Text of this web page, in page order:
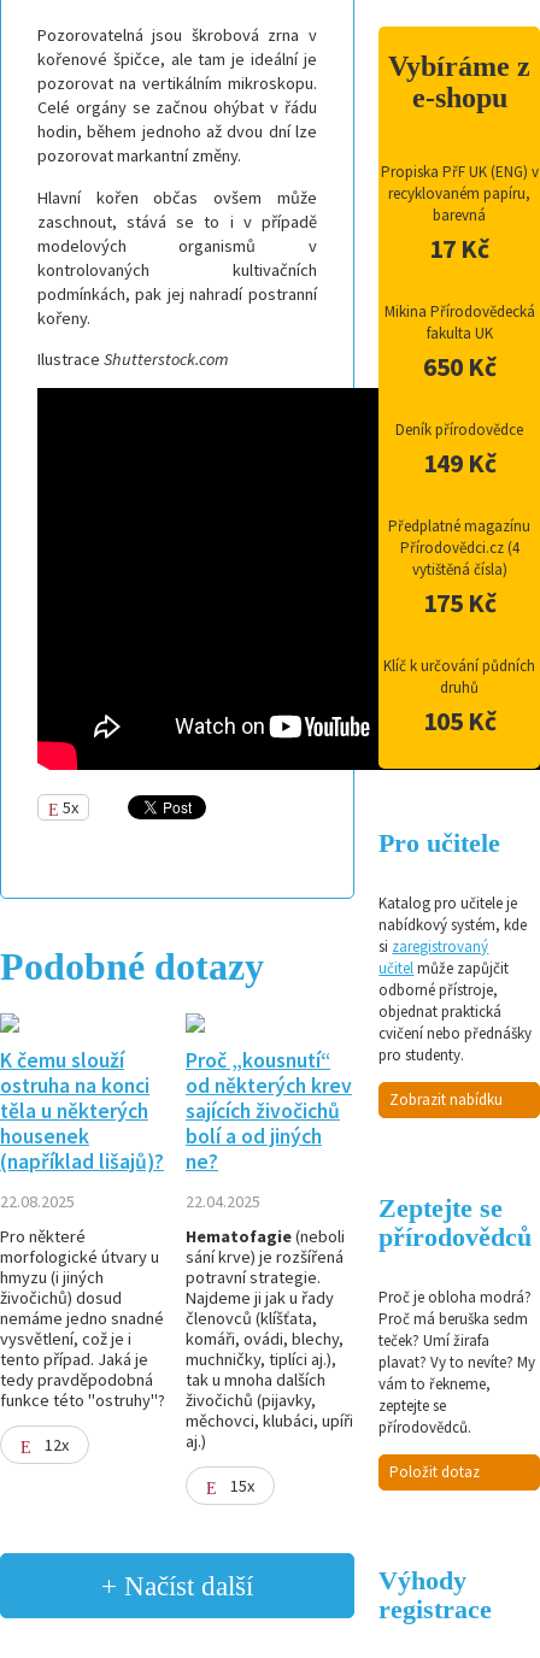
Pozorovatelná jsou škrobová zrna v
kořenové špičce, ale tam je ideální je
pozorovat na vertikálním mikroskopu.
Celé orgány se začnou ohýbat v řádu
hodin, během jednoho až dvou dnílze
pozorovatmarkantní změny.
Hlavní kořen občas ovšem může
zaschnout, stává se to i v případě
modelových organismů v
kontrolovaných kultivačních
podmínkách, pak jej nahradí postranní
kořeny.
Ilustrace Shutterstock.com
5x
Podobné dotazy
K čemu slouží
ostruha na konci
těla u některých
housenek
(například lišajů)?
22.08.2025
Pro některé
morfologické útvary u
hmyzu (i jiných
živočichů) dosud
nemáme jedno snadné
vysvětlení, což je i
tento případ. Jaká je
tedy pravděpodobná
funkce této "ostruhy"?
12x
Proč „kousnutí“
od některých krev
sajících živočichů
bolí a od jiných
ne?
22.04.2025
Hematofagie(neboli
sání krve) je rozšířená
potravní strategie.
Najdeme ji jak u řady
členovců (klíšťata,
komáři, ovádi, blechy,
muchničky, tiplíci aj.),
tak u mnoha dalších
živočichů (pijavky,
měchovci, klubáci, upíři
aj.)
15x
+ Načíst další
Vybíráme z
e-shopu
Propiska PřF UK (ENG) v
recyklovaném papíru,
barevná
17 Kč
Mikina Přírodovědecká
fakulta UK
650 Kč
Deník přírodovědce
149 Kč
Předplatné magazínu
Přírodovědci.cz (4
vytištěná čísla)
175 Kč
Klíč k určování půdních
druhů
105 Kč
Pro učitele
Katalog pro učitele je
nabídkový systém, kde
si zaregistrovaný
učitelmůže zapůjčit
odborné přístroje,
objednat praktická
cvičení nebo přednášky
pro studenty.
Zobrazit nabídku
Zeptejte se
přírodovědců
Proč je obloha modrá?
Proč má beruška sedm
teček? Umí žirafa
plavat? Vy to nevíte? My
vám to řekneme,
zeptejte se
přírodovědců.
Položit dotaz
Výhody
registrace